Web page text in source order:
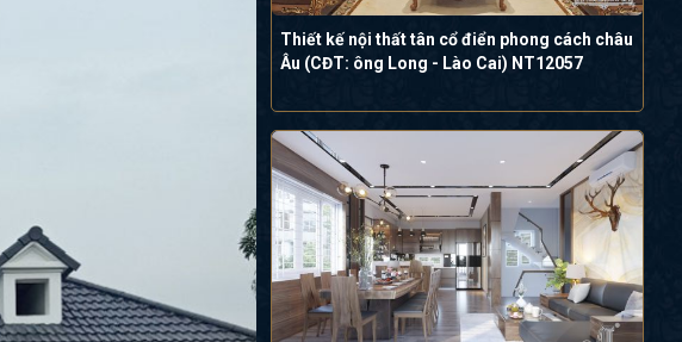
Thiết kế nội thất tân cổ điển phong cách châu
Âu (CĐT: ông Long - Lào Cai) NT12057